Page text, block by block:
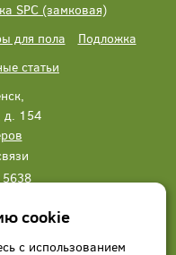
SPC (замковая)
для пола
Подложка
статьи
д. 154
звонок
cookie
с использованием